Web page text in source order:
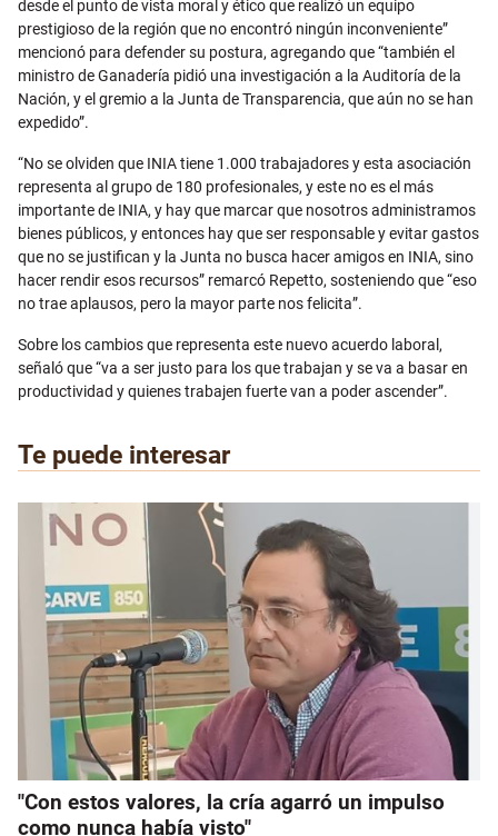
desde el punto de vista moral y ético que realizó un equipo
prestigioso de la región que no encontró ningún inconveniente”
mencionó para defender su postura, agregando que “también el
ministro de Ganadería pidió una investigación a la Auditoría de la
Nación, y el gremio a la Junta de Transparencia, que aún no se han
expedido”.
“No se olviden que INIA tiene 1.000 trabajadores y esta asociación
representa al grupo de 180 profesionales, y este no es el más
importante de INIA, y hay que marcar que nosotros administramos
bienes públicos, y entonces hay que ser responsable y evitar gastos
que no se justifican y la Junta no busca hacer amigos en INIA, sino
hacer rendir esos recursos” remarcó Repetto, sosteniendo que “eso
no trae aplausos, pero la mayor parte nos felicita”.
Sobre los cambios que representa este nuevo acuerdo laboral,
señaló que “va a ser justo para los que trabajan y se va a basar en
productividad y quienes trabajen fuerte van a poder ascender”.
Te puede interesar
"Con estos valores, la cría agarró un impulso
como nunca había visto"